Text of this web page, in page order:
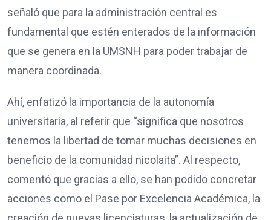
señaló que para la administración central es
fundamental que estén enterados de la información
que se genera en la UMSNH para poder trabajar de
manera coordinada.
Ahí, enfatizó la importancia de la autonomía
universitaria, al referir que “significa que nosotros
tenemos la libertad de tomar muchas decisiones en
beneficio de la comunidad nicolaita”. Al respecto,
comentó que gracias a ello, se han podido concretar
acciones como el Pase por Excelencia Académica, la